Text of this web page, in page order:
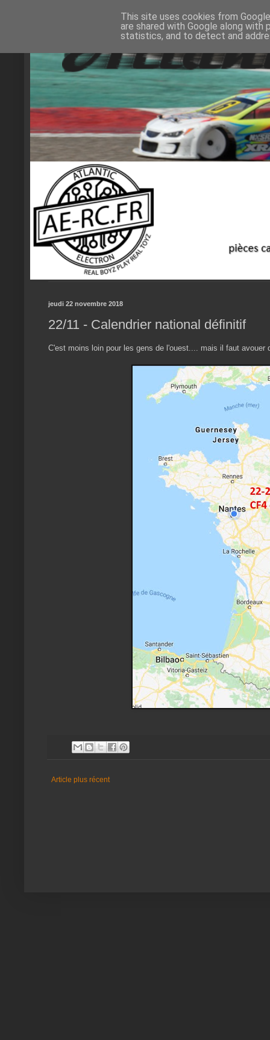
jeudi 22 novembre 2018
22/11 - Calendrier national définitif
C'est moins loin pour les gens de l'ouest.... mais il faut avouer
Article plus récent
This site uses cookies from
are shared with Google along
statistics, and to detect and